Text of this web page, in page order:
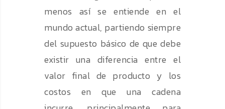
menos así se entiende en el
mundo actual, partiendo siempre
del supuesto básico de que debe
existir una diferencia entre el
valor final de producto y los
costos en que una cadena